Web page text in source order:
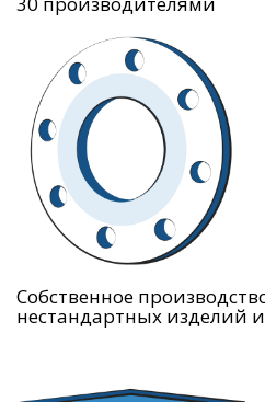
Собственное
нестандартных изделий